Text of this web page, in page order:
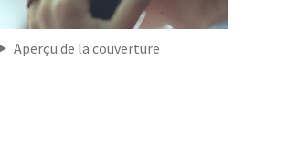
Aperçu de la couverture